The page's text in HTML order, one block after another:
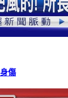
傷